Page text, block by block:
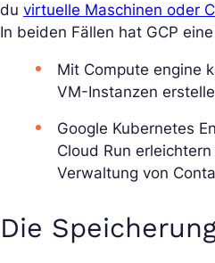
du virtuelle Maschinen oder
In beiden Fällen hat GCP
Mit Compute engine
VM-Instanzen
Google Kubernetes
Cloud Run
Verwaltung von
Die